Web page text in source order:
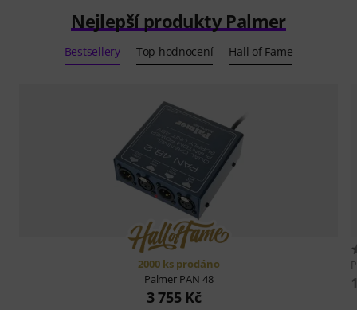
Nejlepší produkty Palmer
Bestsellery Top hodnocení Hall of Fame
2000 ks prodáno
Palmer PAN 48
3 755 Kč